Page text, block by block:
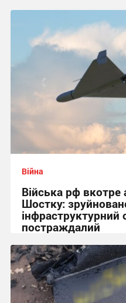
Війна
Війська рф вкотре
Шостку:
інфраструктурний
постраждалий
18:50 сьогодні